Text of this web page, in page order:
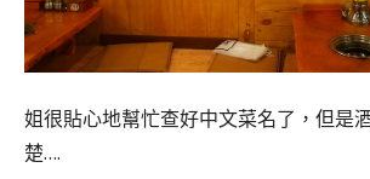
姐很貼心地幫忙查好中文菜名了，但是
楚….